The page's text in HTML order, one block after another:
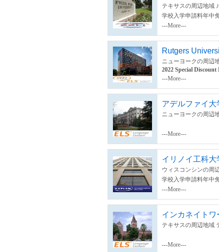
テキサスの周辺地域
学校入学申請料年中
---More---
Rutgers
ニューヨークの周辺
2022 Special Discount
---More---
アデルファイ大
ニューヨークの周辺
---More---
イリノイ工科大
ウィスコンシンの周
学校入学申請料年中
---More---
インカネイトワ
テキサスの周辺地域
---More---